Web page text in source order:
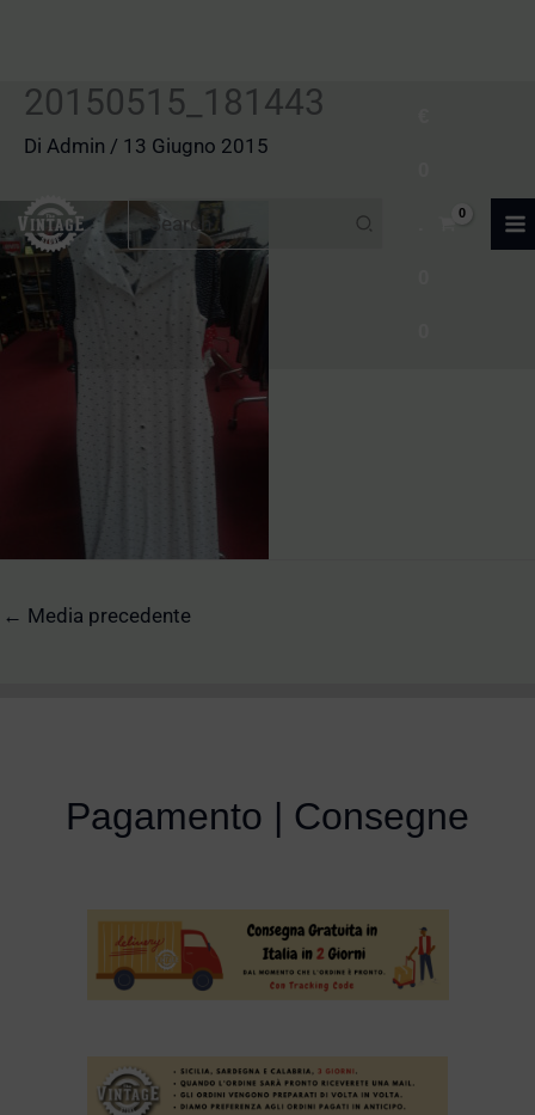
Vai
Ricerca
per:
20150515_181443
Di Admin / 13 Giugno 2015
← Media precedente
Pagamento | Consegne